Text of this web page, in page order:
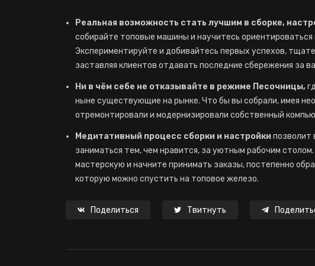
Реальная возможность стать лучшим в сборке,
собирайте топовые машины и научитесь ориентироваться
Экспериментируйте и добивайтесь первых успехов,
заставляя клиентов отдавать последние сбережения за
Ни в чём себе не отказывайте в режиме Песочницы,
ныне существующие на рынке. Что бы вы собрали, имея
отремонтировали и модернизировали собственный
Медитативный процесс сборки и настройкипозволит
заниматься тем, чем нравится, за уютным рабочим
мастерскую и начните принимать заказы, постепенно
которую можно спустить на топовое железо.
Поделиться Твитнуть